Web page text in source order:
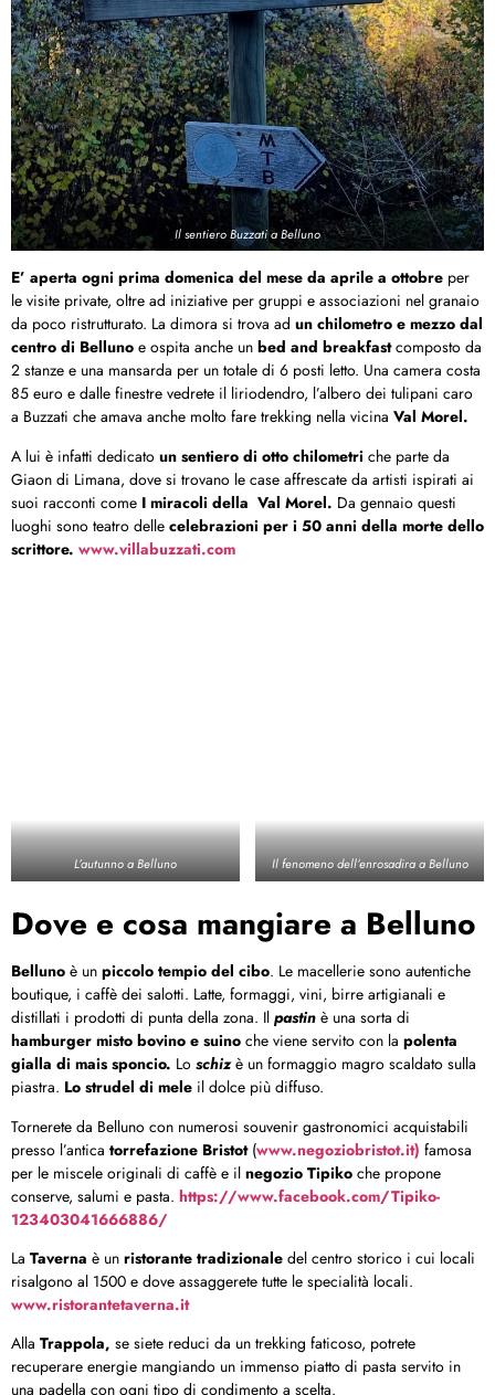
Il sentiero Buzzati a Belluno
E’ aperta ogni prima domenica del mese da aprile a ottobre per
le visite private, oltre ad iniziative per gruppi e associazioni nel granaio
da poco ristrutturato. La dimora si trova ad un chilometro e mezzo dal
centro di Belluno e ospita anche un bed and breakfastcomposto da
2 stanze e una mansarda per un totale di 6 posti letto. Una camera costa
85 euro e dalle finestre vedrete il liriodendro, l’albero dei tulipani caro
a Buzzati che amava anche molto fare trekking nella vicina Val Morel.
A lui è infatti dedicato un sentiero di otto chilometri che parte da
Giaon di Limana, dove si trovano le case affrescate da artisti ispirati ai
suoi racconti come I miracoli della Val Morel. Da gennaio questi
luoghi sono teatro delle celebrazioni per i 50 anni della morte dello
scrittore. www.villabuzzati.com
L’autunno a Belluno Il fenomeno dell’enrosadira a Belluno
Dove e cosa mangiare a Belluno
Belluno è un piccolo tempio del cibo. Le macellerie sono autentiche
boutique, i caffè dei salotti. Latte, formaggi, vini, birre artigianali e
distillati i prodotti di punta della zona. Il pastin è una sorta di
hamburger misto bovino e suino che viene servito con la polenta
gialla di mais sponcio. Lo schizè un formaggio magro scaldato sulla
piastra. Lo strudel di mele il dolce più diffuso.
Tornerete da Belluno con numerosi souvenir gastronomici acquistabili
presso l’antica torrefazione Bristot (www.negoziobristot.it) famosa
per le miscele originali di caffè e il negozio Tipiko che propone
conserve, salumi e pasta. https://www.facebook.com/Tipiko-
123403041666886/
La Taverna è un ristorante tradizionale del centro storico i cui locali
risalgono al 1500 e dove assaggerete tutte le specialità locali.
www.ristorantetaverna.it
Alla Trappola, se siete reduci da un trekking faticoso, potrete
recuperare energie mangiando un immenso piatto di pasta servito in
una padella con ogni tipo di condimento a scelta.